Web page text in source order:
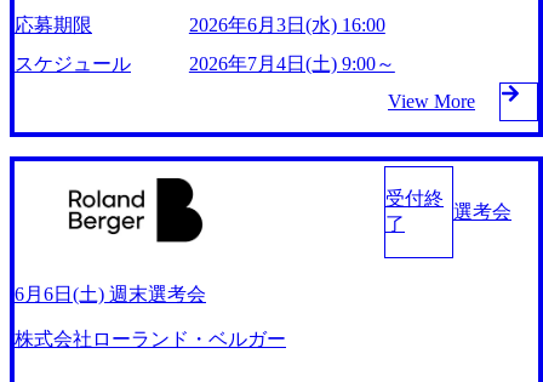
社員の意思を尊重する事、アントレプレナーシップを尊重す
る企業文化などが挙げられる。 近年では最先端技術を擁す
る企業との提携・協業も多く、第一線で活躍するプレイヤー
たちと知識、経験、企業家的視点をコンサルティング能力と
融合させ、卓越した成果を追求している。 2026年9月5日(土)
9:00～18:00 2026年8月5日(水) 16:00 平日お忙しい候補者様に
とってまとめて面接をお受けいただける機会となります。
屋内禁煙(屋内喫煙所あり)
融、情報通信、航空・運輸などのサービス業など幅広い業界
のクライアントに対する数多くのコンサルティング実績を残
してきた。 現在では、世界50ヵ所以上のオフィスを展開、2,
400人を超えるスタッフを擁し（2021年6月現在）、グローバ
ルな視点でのコンサルティングサービスを提供している。
東京オフィスは、1991年に設立され、以来、アジア地域の成
長の牽引力となってきた。特に現会長である遠藤功氏が社長
として就任した2000年以降、「動く戦略」を追求したコンサ
ルティングは多くのクライアントから高い評価を獲得し、こ
れまで著しい成長を遂げ、組織も約110名規模にまで拡大。
に加え、シンガポール、中国、インドネシアにジャパンデス
る。 「現場感」「手触り感」「膝詰めの議論」「クライア
応募期限
2026年6月3日(水) 16:00
スケジュール
2026年7月4日(土) 9:00～
View More
受付終
了
選考会
6月6日(土) 週末選考会
株式会社ローランド・ベルガー